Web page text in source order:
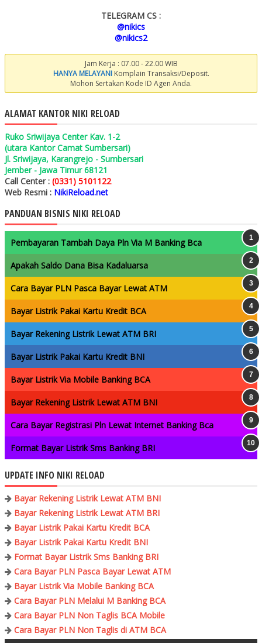
TELEGRAM CS :
@nikics
@nikics2
Jam Kerja : 07.00 - 22.00 WIB
HANYA MELAYANIKomplain Transaksi/Deposit.
Mohon Sertakan Kode ID Agen Anda.
ALAMAT KANTOR NIKI RELOAD
Ruko Sriwijaya Center Kav. 1-2
(utara Kantor Camat Sumbersari)
Jl. Sriwijaya, Karangrejo - Sumbersari
Jember - Jawa Timur 68121
Call Center : (0331) 5101122
Web Resmi : NikiReload.net
PANDUAN BISNIS NIKI RELOAD
Pembayaran Tambah Daya Pln Via M Banking Bca
Apakah Saldo Dana Bisa Kadaluarsa
Cara Bayar PLN Pasca Bayar Lewat ATM
Bayar Listrik Pakai Kartu Kredit BCA
Bayar Rekening Listrik Lewat ATM BRI
Bayar Listrik Pakai Kartu Kredit BNI
Bayar Listrik Via Mobile Banking BCA
Bayar Rekening Listrik Lewat ATM BNI
Cara Bayar Registrasi Pln Lewat Internet Banking Bca
Format Bayar Listrik Sms Banking BRI
UPDATE INFO NIKI RELOAD
Bayar Rekening Listrik Lewat ATM BNI
Bayar Rekening Listrik Lewat ATM BRI
Bayar Listrik Pakai Kartu Kredit BCA
Bayar Listrik Pakai Kartu Kredit BNI
Format Bayar Listrik Sms Banking BRI
Cara Bayar PLN Pasca Bayar Lewat ATM
Bayar Listrik Via Mobile Banking BCA
Cara Bayar PLN Melalui M Banking BCA
Cara Bayar PLN Non Taglis BCA Mobile
Cara Bayar PLN Non Taglis di ATM BCA